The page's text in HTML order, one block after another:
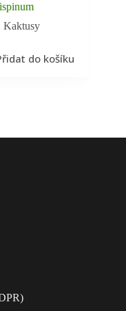
Kaktusy
do košíku